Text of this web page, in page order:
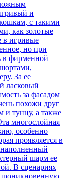
и
с такими
как золотые
в игривые
но при
в фирменной
За ее
ласковый
за фасадом
похожи друг
и тунцу, а также
многослойная
особенно
проявляется в
шарм ее
В сценариях